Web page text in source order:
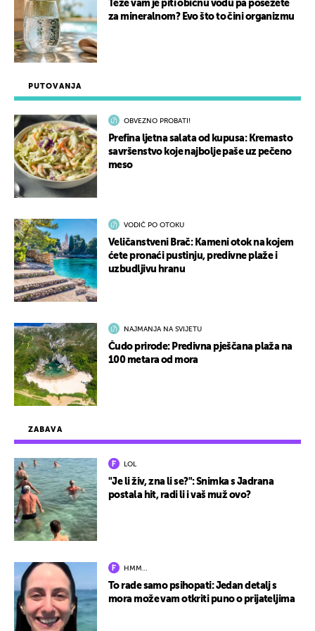
ZABAVA
LOL
"Je li živ, zna li se?": Snimka s Jadrana
postala hit, radi li i vaš muž ovo?
HMM…
To rade samo psihopati: Jedan detalj s
mora može vam otkriti puno o prijateljima
PUTOVANJA
OBVEZNO PROBATI!
Prefina ljetna salata od kupusa: Kremasto
savršenstvo koje najbolje paše uz pečeno
meso
VODIČ PO OTOKU
Veličanstveni Brač: Kameni otok na kojem
ćete pronaći pustinju, predivne plaže i
uzbudljivu hranu
NAJMANJA NA SVIJETU
Čudo prirode: Predivna pješčana plaža na
100 metara od mora
Teže vam je piti običnu vodu pa posežete
za mineralnom? Evo što to čini organizmu